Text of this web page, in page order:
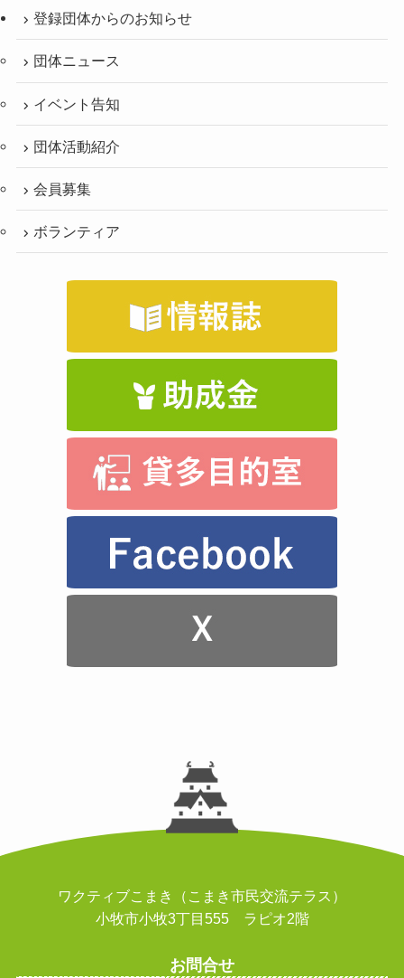
登録団体からのお知らせ
団体ニュース
イベント告知
団体活動紹介
会員募集
ボランティア
ワクティブこまき（こまき市民交流テラス）
小牧市小牧3丁目555 ラピオ2階
お問合せ